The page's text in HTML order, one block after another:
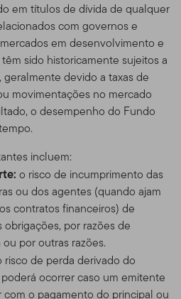
em títulos de dívida de qualquer
com governos e
em desenvolvimento e
sido historicamente sujeitos a
devido a taxas de
movimentações no mercado
o desempenho do Fundo
incluem:
o risco de incumprimento das
ou dos agentes (quando ajam
contratos financeiros) de
obrigações, por razões de
por outras razões.
risco de perda derivado do
ocorrer caso um emitente
com o pagamento do principal ou